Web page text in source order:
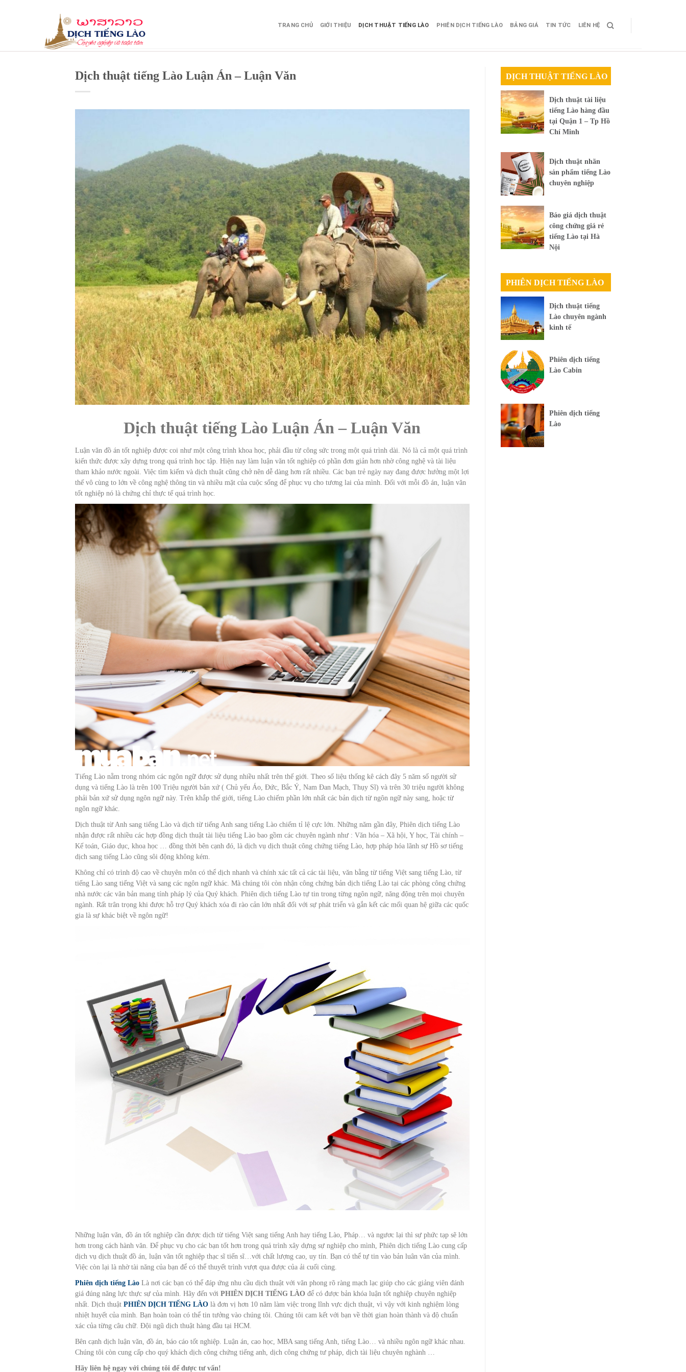
TRANG CHỦ GIỚI THIỆU DỊCH THUẬT TIẾNG LÀO PHIÊN DỊCH TIẾNG LÀO BẢNG GIÁ TIN TỨC LIÊN HỆ
Dịch thuật tiếng Lào Luận Án – Luận Văn
Dịch thuật tiếng Lào Luận Án – Luận Văn
Luận văn đồ án tốt nghiệp được coi như một công trình khoa học, phải đầu từ công sức trong một quá trình dài. Nó là cả một quá trình
kiến thức được xây dựng trong quá trình học tập. Hiện nay làm luận văn tốt nghiệp có phần đơn giản hơn nhờ công nghệ và tài liệu
tham khảo nước ngoài. Việc tìm kiếm và dịch thuật cũng chở nên dễ dàng hơn rất nhiều. Các bạn trẻ ngày nay đang được hưởng một lợi
thế vô cùng to lớn về công nghệ thông tin và nhiều mặt của cuộc sống để phục vụ cho tương lai của mình. Đối với mỗi đồ án, luận văn
tốt nghiệp nó là chứng chỉ thực tế quá trình học.
Tiếng Lào nằm trong nhóm các ngôn ngữ được sử dụng nhiều nhất trên thế giới. Theo số liệu thống kê cách đây 5 năm số người sử
dụng và tiếng Lào là trên 100 Triệu người bản xứ ( Chủ yếu Áo, Đức, Bắc Ý, Nam Đan Mạch, Thụy Sĩ) và trên 30 triệu người không
phải bản xứ sử dụng ngôn ngữ này. Trên khắp thế giới, tiếng Lào chiếm phần lớn nhất các bản dịch từ ngôn ngữ này sang, hoặc từ
ngôn ngữ khác.
Dịch thuật từ Anh sang tiếng Lào và dịch từ tiếng Anh sang tiếng Lào chiếm tỉ lệ cực lớn. Những năm gần đây, Phiên dịch tiếng Lào
nhận được rất nhiều các hợp đồng dịch thuật tài liệu tiếng Lào bao gồm các chuyên ngành như : Văn hóa – Xã hội, Y học, Tài chính –
Kế toán, Giáo dục, khoa học … đồng thời bên cạnh đó, là dịch vụ dịch thuật công chứng tiếng Lào, hợp pháp hóa lãnh sự Hồ sơ tiếng
dịch sang tiếng Lào cũng sôi động không kém.
Không chỉ có trình độ cao về chuyên môn có thể dịch nhanh và chính xác tất cả các tài liệu, văn bằng từ tiếng Việt sang tiếng Lào, từ
tiếng Lào sang tiếng Việt và sang các ngôn ngữ khác. Mà chúng tôi còn nhận công chứng bản dịch tiếng Lào tại các phòng công chứng
nhà nước các văn bản mang tính pháp lý của Quý khách. Phiên dịch tiếng Lào tự tin trong từng ngôn ngữ, năng động trên mọi chuyên
ngành. Rất trân trọng khi được hỗ trợ Quý khách xóa đi rào cản lớn nhất đối với sự phát triển và gắn kết các mối quan hệ giữa các quốc
gia là sự khác biệt về ngôn ngữ!
Những luận văn, đồ án tốt nghiệp cần được dịch từ tiếng Việt sang tiếng Anh hay tiếng Lào, Pháp… và ngươc lại thì sự phức tạp sẽ lớn
hơn trong cách hành văn. Để phục vụ cho các bạn tốt hơn trong quá trình xây dựng sự nghiệp cho mình, Phiên dịch tiếng Lào cung cấp
dịch vụ dịch thuật đồ án, luận văn tốt nghiệp thạc sĩ tiến sĩ…với chất lượng cao, uy tín. Bạn có thể tự tin vào bản luân văn của mình.
Việc còn lại là nhờ tài năng của bạn để có thể thuyết trình vượt qua được của ải cuối cùng.
Phiên dịch tiếng Lào Là nơi các bạn có thể đáp ứng nhu cầu dịch thuật với văn phong rõ ràng mạch lạc giúp cho các giảng viên đánh
giá đúng năng lực thực sự của mình. Hãy đến với PHIÊN DỊCH TIẾNG LÀO để có được bản khóa luận tốt nghiệp chuyên nghiệp
nhất. Dịch thuật PHIÊN DỊCH TIẾNG LÀO là đơn vị hơn 10 năm làm việc trong lĩnh vực dịch thuật, vì vậy với kinh nghiệm lòng
nhiệt huyết của mình. Bạn hoàn toàn có thể tin tưởng vào chúng tôi. Chúng tôi cam kết với bạn về thời gian hoàn thành và độ chuẩn
xác của từng câu chữ. Đội ngũ dịch thuật hàng đầu tại HCM.
Bên cạnh dịch luận văn, đồ án, báo cáo tốt nghiệp. Luận án, cao học, MBA sang tiếng Anh, tiếng Lào… và nhiều ngôn ngữ khác nhau.
Chúng tôi còn cung cấp cho quý khách dịch công chứng tiếng anh, dịch công chứng tư pháp, dịch tài liệu chuyên nghành …
Hãy liên hệ ngay với chúng tôi để được tư vấn!
DỊCH THUẬT TIẾNG LÀO
Dịch thuật tài liệu
tiếng Lào hàng đầu
tại Quận 1 – Tp Hồ
Chí Minh
Dịch thuật nhãn
sản phẩm tiếng Lào
chuyên nghiệp
Báo giá dịch thuật
công chứng giá rẻ
tiếng Lào tại Hà
Nội
PHIÊN DỊCH TIẾNG LÀO
Dịch thuật tiếng
Lào chuyên ngành
kinh tế
Phiên dịch tiếng
Lào Cabin
Phiên dịch tiếng
Lào